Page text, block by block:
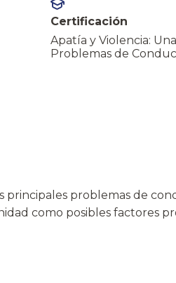
Certificación
Apatía y Violencia:
Problemas de
principales problemas de
como posibles factores